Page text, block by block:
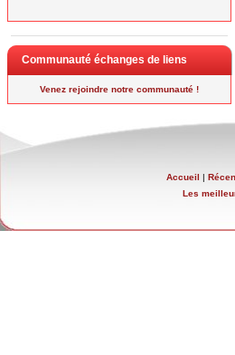
Communauté échanges de liens
Venez rejoindre notre communauté !
Accueil |
Les